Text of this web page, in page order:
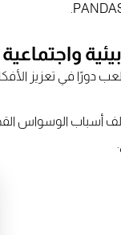
تلعب دورًا في تعزيز
أسباب الوسواس